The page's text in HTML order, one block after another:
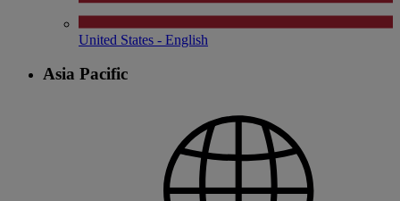
United States - English
Asia Pacific